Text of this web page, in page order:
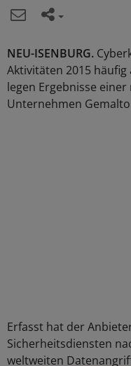
NEU-ISENBURG.
Aktivitäten 2015 häufig
legen Ergebnisse
Unternehmen
Erfasst hat der
Sicherheitsdiensten
weltweiten